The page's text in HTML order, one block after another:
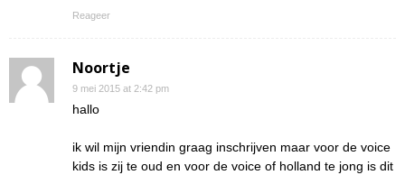
Reageer
Noortje
9 mei 2015 at 2:42 pm
hallo
ik wil mijn vriendin graag inschrijven maar voor de voice
kids is zij te oud en voor de voice of holland te jong is dit